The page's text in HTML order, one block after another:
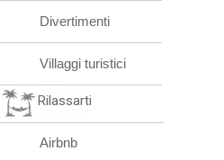
Divertimenti
Villaggi turistici
Rilassarti
Airbnb